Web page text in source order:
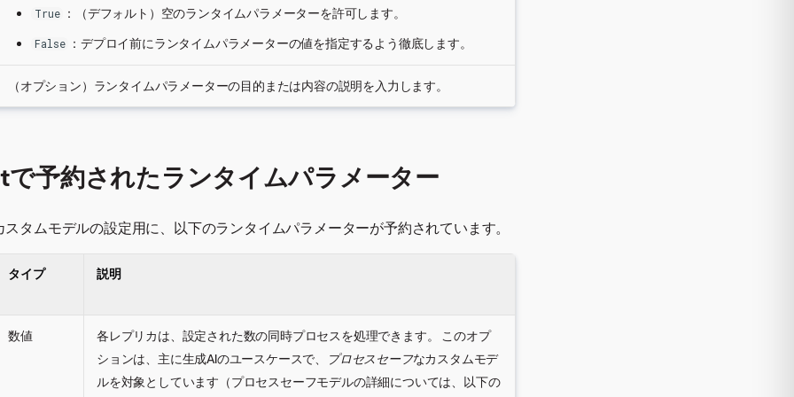
True ：（デフォルト）空のランタイムパラメーターを許可します。
False ：デプロイ前にランタイムパラメーターの値を指定するよう徹底します。
（オプション）ランタイムパラメーターの目的または内容の説明を入力します。
予約されたランタイムパラメーター
タムモデルの設定用に、以下のランタイムパラメーターが予約されています。
タイプ 説明
数値
各レプリカは、設定された数の同時プロセスを処理できます。 このオプ
ションは、主に生成AIのユースケースで、
プロセスセーフなカスタムモデ
ルを対象としています（プロセスセーフモデルの詳細については、以下の